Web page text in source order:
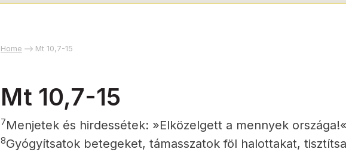
Home Mt 10,7-15
Mt 10,7-15
7Menjetek és hirdessétek: »Elközelgett a mennyek országa!«
8Gyógyítsatok betegeket, támasszatok föl halottakat,